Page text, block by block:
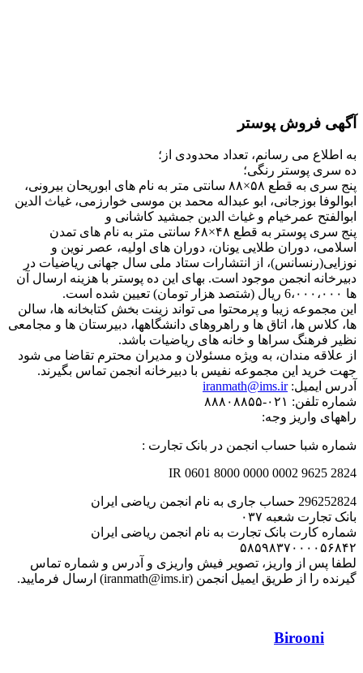
آگهی فروش پوستر
به اطلاع می رسانم، تعداد محدودی از؛
ده سری پوستر رنگی؛
پنج سری به قطع ۵۸×۸۸ سانتی متر به نام های ابوریحان بیرونی،
ابوالوفا بوزجانی، ابو عبداله محمد بن موسی خوارزمی، غیاث الدین
ابوالفتح عمرخیام و غیاث الدین جمشید کاشانی و
پنج سری پوستر به قطع ۴۸×۶۸ سانتی متر به نام های تمدن
اسلامی، دوران طلایی یونان، دوران های اولیه، عصر نوین و
نوزایی(رنسانس)، از انتشارات ستاد ملی سال جهانی ریاضیات در
دبیرخانه انجمن موجود است. بهای این ده پوستر با هزینه ارسال آن
ها 6،۰۰۰،۰۰۰ ریال (شتصد هزار تومان) تعیین شده است.
این مجموعه زیبا و پرمحتوا می تواند زینت بخش کتابخانه ها، سالن
ها، کلاس ها، اتاق ها و راهروهای دانشگاهها، دبیرستان ها و مجامعی
نظیر فرهنگ سراها و خانه های ریاضیات باشد.
از علاقه مندان، به ویژه مسئولان و مدیران محترم تقاضا می شود
جهت خرید این مجموعه نفیس با دبیرخانه انجمن تماس بگیرند.
آدرس ایمیل:iranmath@ims.ir
شماره تلفن: ۰۲۱-۸۸۸۰۸۸۵۵
راههای واریز وجه:
شماره شبا حساب انجمن در بانک تجارت :
IR 0601 8000 0000 0002 9625 2824
296252824 حساب جاری به نام انجمن ریاضی ایران
بانک تجارت شعبه ۰۳۷
‌شماره کارت بانک تجارت به نام انجمن ریاضی ایران
۵۸۵۹۸۳۷۰۰۰۰۵۶۸۴۲
لطفا پس از واریز، تصویر فیش واریزی و آدرس و شماره تماس
گیرنده را از طریق ایمیل انجمن (iranmath@ims.ir) ارسال فرمایید.
Birooni